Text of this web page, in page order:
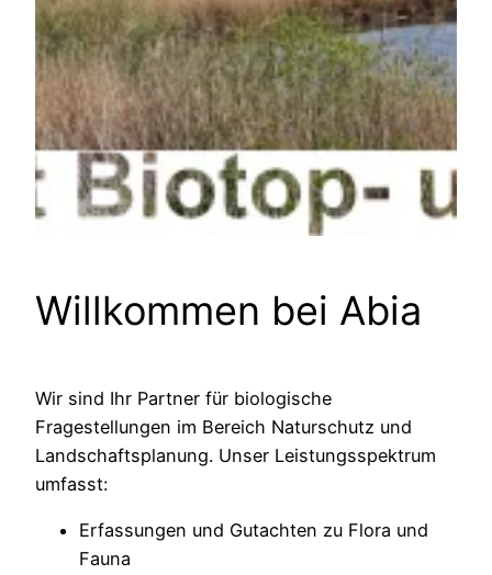
Willkommen bei Abia
Wir sind Ihr Partner für biologische
Fragestellungen im Bereich Naturschutz und
Landschaftsplanung. Unser Leistungsspektrum
umfasst:
Erfassungen und Gutachten zu Flora und
Fauna